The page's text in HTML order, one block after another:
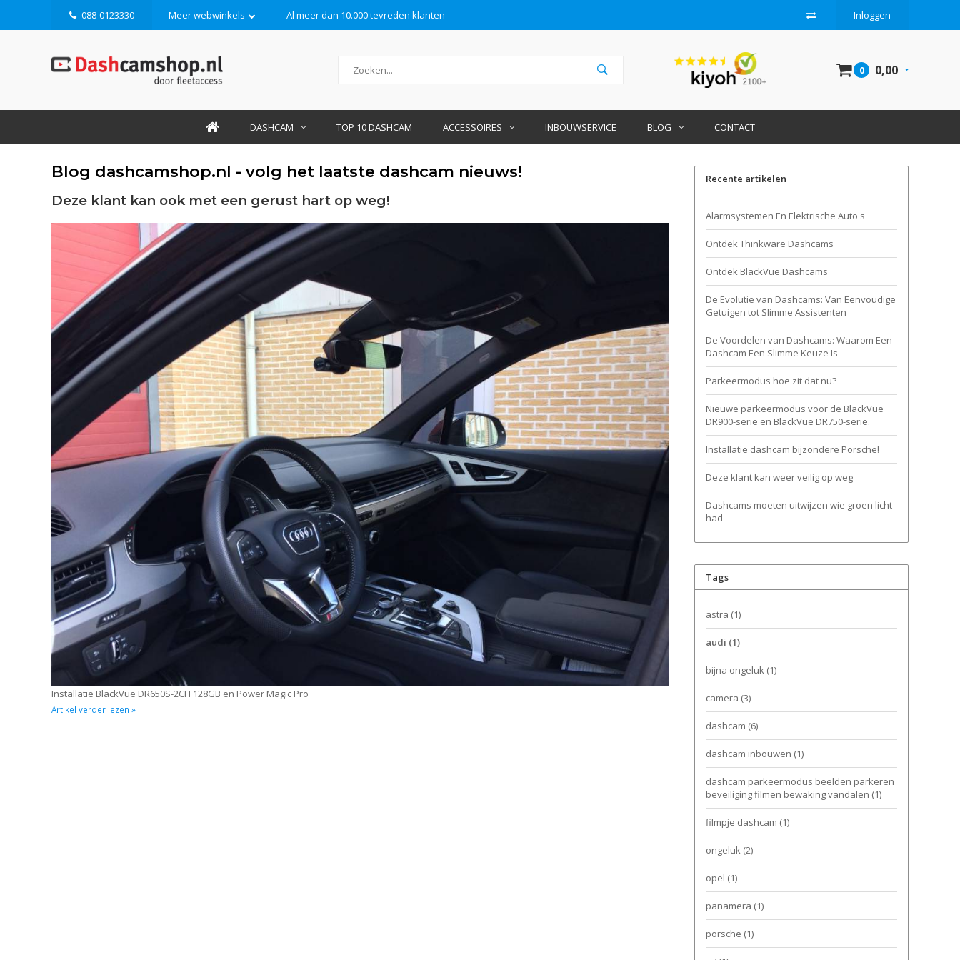
088-0123330 Meer webwinkels Al meer dan 10.000 tevreden klanten Inloggen
0 0,00
DASHCAM TOP 10 DASHCAM ACCESSOIRES INBOUWSERVICE BLOG CONTACT
Blog dashcamshop.nl - volg het laatste dashcam nieuws!
Deze klant kan ook met een gerust hart op weg!
Installatie BlackVue DR650S-2CH 128GB en Power Magic Pro
Artikel verder lezen »
Recente artikelen
Alarmsystemen En Elektrische Auto's
Ontdek Thinkware Dashcams
Ontdek BlackVue Dashcams
De Evolutie van Dashcams: Van Eenvoudige
Getuigen tot Slimme Assistenten
De Voordelen van Dashcams: Waarom Een
Dashcam Een Slimme Keuze Is
Parkeermodus hoe zit dat nu?
Nieuwe parkeermodus voor de BlackVue
DR900-serie en BlackVue DR750-serie.
Installatie dashcam bijzondere Porsche!
Deze klant kan weer veilig op weg
Dashcams moeten uitwijzen wie groen licht
had
Tags
astra (1)
audi (1)
bijna ongeluk (1)
camera (3)
dashcam (6)
dashcam inbouwen (1)
dashcam parkeermodus beelden parkeren
beveiliging filmen bewaking vandalen (1)
filmpje dashcam (1)
ongeluk (2)
opel (1)
panamera (1)
porsche (1)